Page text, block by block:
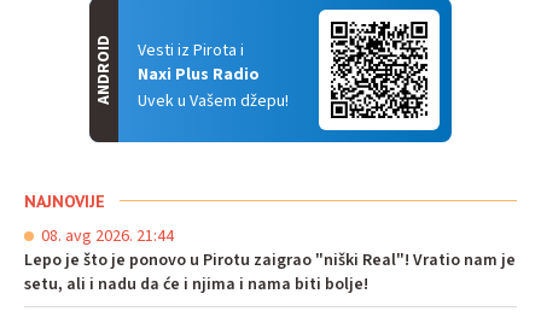
Vesti iz Pirota i
Naxi Plus Radio
Uvek u Vašem džepu!
ANDROID
NAJNOVIJE
08. avg 2026. 21:44
Lepo je što je ponovo u Pirotu zaigrao "niški Real"! Vratio nam je
setu, ali i nadu da će i njima i nama biti bolje!